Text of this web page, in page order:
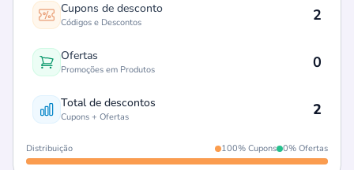
Cupons de desconto
Códigos e Descontos 2
Ofertas
Promoções em Produtos 0
Total de descontos
Cupons + Ofertas 2
Distribuição 100% Cupons 0% Ofertas